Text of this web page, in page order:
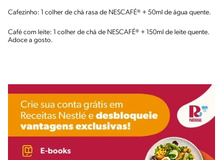
Cafezinho: 1 colher de chá rasa de NESCAFÉ® + 50ml de água quente.
Café com leite: 1 colher de chá de NESCAFÉ® + 150ml de leite quente.
Adoce a gosto.